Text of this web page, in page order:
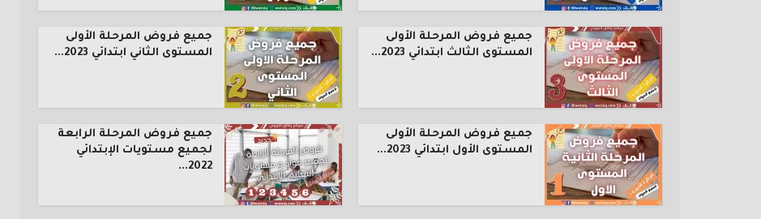
جميع فروض المرحلة الأولى
المستوى الثالث ابتدائي 2023...
جميع فروض المرحلة الأولى
المستوى الثاني ابتدائي 2023...
جميع فروض المرحلة الأولى
المستوى الأول ابتدائي 2023...
جميع فروض المرحلة الرابعة
لجميع مستويات الإبتدائي
2022...